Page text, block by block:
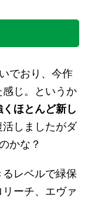
でおり、今作
じ。というか
ほとんど新し
しましたがダ
かな？
レベルで緑保
ーチ、エヴァ